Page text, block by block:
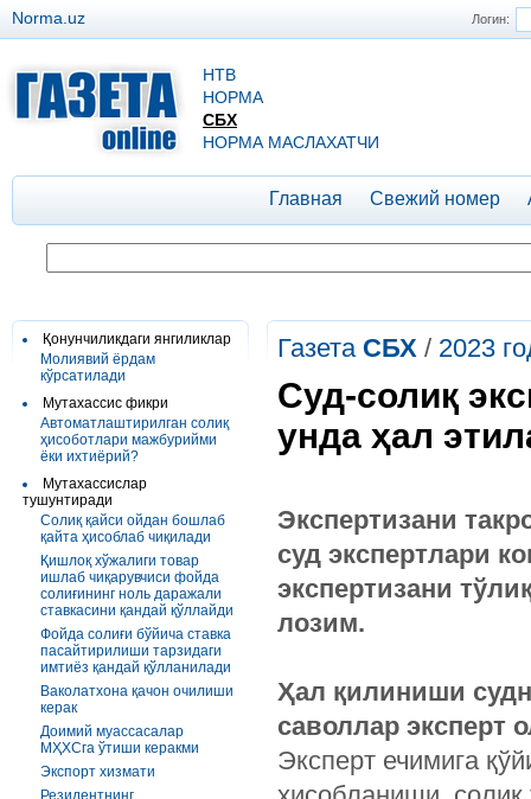
Логин:
Norma.uz
НТВ
НОРМА
СБХ
НОРМА МАСЛАХАТЧИ
Главная Свежий номер
Қонунчиликдаги янгиликлар
Молиявий ёрдам
кўрсатилади
Мутахассис фикри
Автоматлаштирилган солиқ
ҳисоботлари мажбурийми
ёки ихтиёрий?
Мутахассислар
тушунтиради
Солиқ қайси ойдан бошлаб
қайта ҳисоблаб чиқилади
Қишлоқ хўжалиги товар
ишлаб чиқарувчиси фойда
солиғининг ноль даражали
ставкасини қандай қўллайди
Фойда солиғи бўйича ставка
пасайтирилиши тарзидаги
имтиёз қандай қўлланилади
Ваколатхона қачон очилиши
керак
Доимий муассасалар
МҲХСга ўтиши керакми
Экспорт хизмати
Резидентнинг
Газета СБХ / 2023
Суд-солиқ
унда ҳал
Экспертизани
суд экспертлари
экспертизани
лозим.
Ҳал қилиниши
саволлар эксперт
Эксперт ечимига